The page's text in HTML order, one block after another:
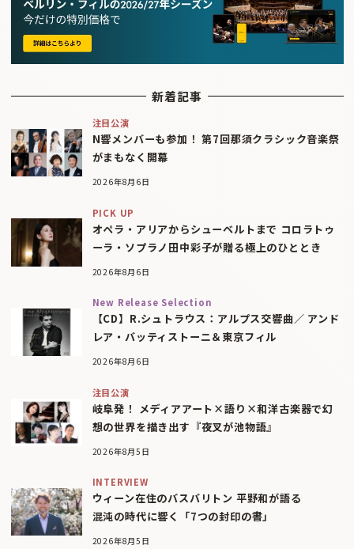
新着記事
注目公演
N響メンバーも参加！ 第7回那須クラシック音楽祭
がまもなく開幕
2026年8月6日
PICK UP
オペラ・アリアからシューベルトまで コロラトゥ
ーラ・ソプラノ田中彩子が贈る極上のひととき
2026年8月6日
New Release Selection
【CD】R.シュトラウス：アルプス交響曲／ アンド
レア・バッティストーニ＆東京フィル
2026年8月6日
注目公演
岐阜発！ メディアアート×語り×和洋古楽器で幻
想の世界を描き出す『夜叉が池物語』
2026年8月5日
INTERVIEW
ウィーン在住のバスバリトン 平野和が語る
混沌の時代に響く「7つの封印の書」
2026年8月5日